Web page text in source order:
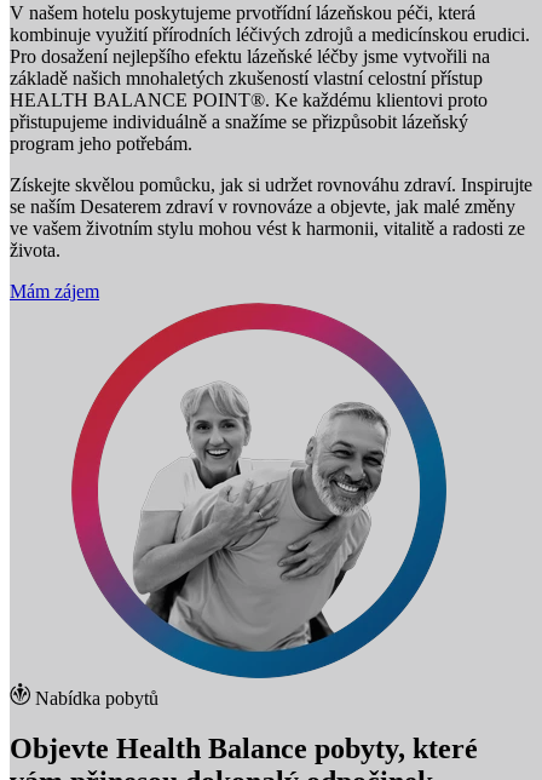
V našem hotelu poskytujeme prvotřídní lázeňskou péči, která
kombinuje využití přírodních léčivých zdrojů a medicínskou erudici.
Pro dosažení nejlepšího efektu lázeňské léčby jsme vytvořili na
základě našich mnohaletých zkušeností vlastní celostní přístup
HEALTH BALANCE POINT®. Ke každému klientovi proto
přistupujeme individuálně a snažíme se přizpůsobit lázeňský
program jeho potřebám.
Získejte skvělou pomůcku, jak si udržet rovnováhu zdraví. Inspirujte
se naším Desaterem zdraví v rovnováze a objevte, jak malé změny
ve vašem životním stylu mohou vést k harmonii, vitalitě a radosti ze
života.
Mám zájem
Nabídka pobytů
Objevte Health Balance pobyty, které